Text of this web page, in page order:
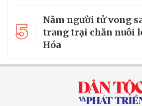
5
Năm người tử vong
trang trại chăn nuôi
Hóa